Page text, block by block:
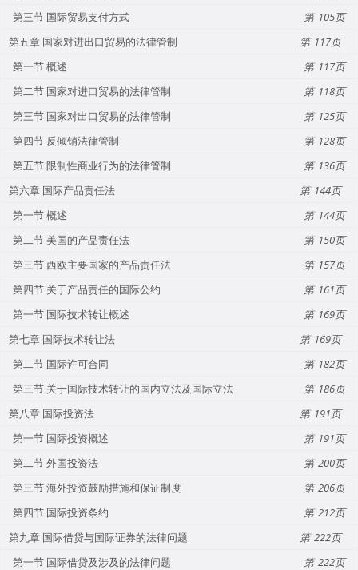
第三节 国际贸易支付方式
105
第五章 国家对进出口贸易的法律管制
117
第一节 概述
117
第二节 国家对进口贸易的法律管制
118
第三节 国家对出口贸易的法律管制
125
第四节 反倾销法律管制
128
第五节 限制性商业行为的法律管制
136
第六章 国际产品责任法
144
第一节 概述
144
第二节 美国的产品责任法
150
第三节 西欧主要国家的产品责任法
157
第四节 关于产品责任的国际公约
161
第一节 国际技术转让概述
169
第七章 国际技术转让法
169
第二节 国际许可合同
182
第三节 关于国际技术转让的国内立法及国际立法
186
第八章 国际投资法
191
第一节 国际投资概述
191
第二节 外国投资法
200
第三节 海外投资鼓励措施和保证制度
206
第四节 国际投资条约
212
第九章 国际借贷与国际证券的法律问题
222
第一节 国际借贷及涉及的法律问题
222